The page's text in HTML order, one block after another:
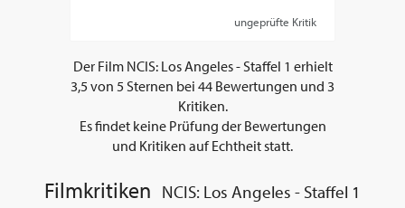
ungeprüfte Kritik
Der Film NCIS: Los Angeles - Staffel 1 erhielt
3,5von 5 Sternen bei 44 Bewertungen und 3
Kritiken.
Es findet keine Prüfung der Bewertungen
und Kritiken auf Echtheit statt.
Filmkritiken NCIS: Los Angeles - Staffel 1